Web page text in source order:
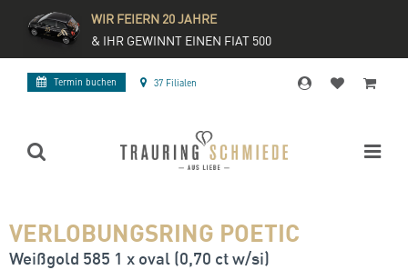
WIR FEIERN 20 JAHRE
& IHR GEWINNT EINEN FIAT 500
Termin buchen 37 Filialen
VERLOBUNGSRING POETIC
Weißgold 585 1 x oval (0,70 ct w/si)